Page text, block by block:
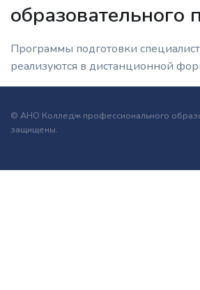
образовательного
Программы подготовки
реализуются в дистанционной
© АНО Колледж профессионального
защищены.